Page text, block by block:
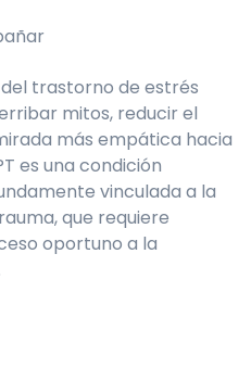
trastorno de estrés
mitos, reducir el
más empática hacia
es una condición
vinculada a la
que requiere
oportuno a la